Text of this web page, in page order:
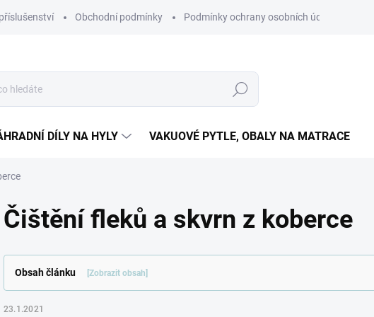
Obchodní podmínky Podmínky ochrany osobních údajů
Hledat
DÍLY NA HYLY VAKUOVÉ PYTLE, OBALY NA MATRACE
Čištění fleků a skvrn z koberce
Obsah článku [Zobrazit obsah]
23.1.2021